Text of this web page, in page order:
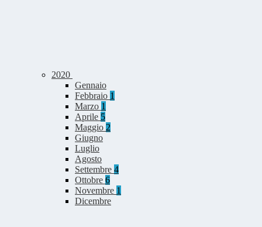
2020
Gennaio
Febbraio 1
Marzo 1
Aprile 5
Maggio 2
Giugno
Luglio
Agosto
Settembre 4
Ottobre 6
Novembre 1
Dicembre